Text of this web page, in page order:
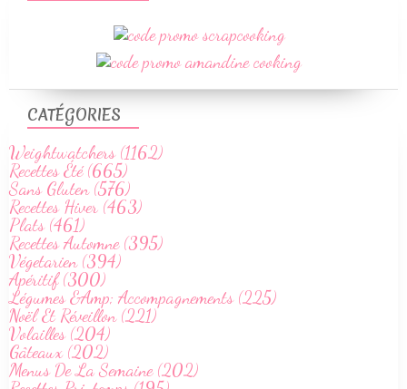
CATÉGORIES
Weightwatchers (1162)
Recettes Été (665)
Sans Gluten (576)
Recettes Hiver (463)
Plats (461)
Recettes Automne (395)
Végetarien (394)
Apéritif (300)
Légumes &Amp; Accompagnements (225)
Noël Et Réveillon (221)
Volailles (204)
Gâteaux (202)
Menus De La Semaine (202)